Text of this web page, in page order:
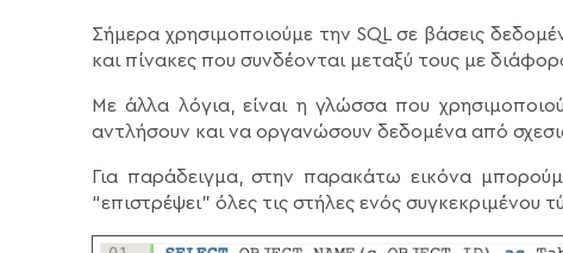
Σήμερα χρησιμοποιούμε την SQL σε βάσεις
και πίνακες που συνδέονται μεταξύ τους με
Με άλλα λόγια, είναι η γλώσσα που
αντλήσουν και να οργανώσουν δεδομένα από
Για παράδειγμα, στην παρακάτω εικόνα
“επιστρέψει” όλες τις στήλες ενός συγκεκριμένου